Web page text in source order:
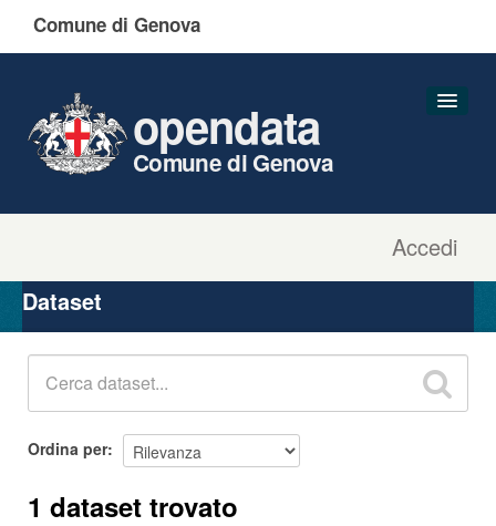
Comune di Genova
Accedi
opendata
Comune di Genova
Organizzazioni
Gruppi
Dataset
Ordina per
1 dataset trovato